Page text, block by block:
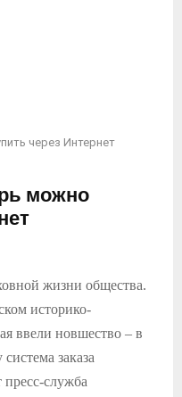
через Интернет
можно
жизни общества.
историко-
ввели новшество – в
заказа
пресс-служба